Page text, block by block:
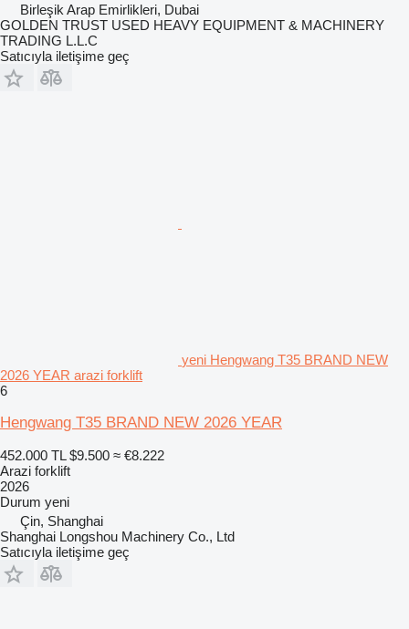
Birleşik Arap Emirlikleri, Dubai
GOLDEN TRUST USED HEAVY EQUIPMENT & MACHINERY
TRADING L.L.C
Satıcıyla iletişime geç
yeni Hengwang T35 BRAND NEW
2026 YEAR arazi forklift
6
Hengwang T35 BRAND NEW 2026 YEAR
452.000 TL $9.500 ≈ €8.222
Arazi forklift
2026
Durum yeni
Çin, Shanghai
Shanghai Longshou Machinery Co., Ltd
Satıcıyla iletişime geç